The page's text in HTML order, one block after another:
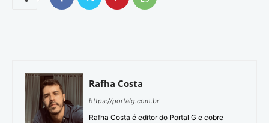
Rafha Costa
https://portalg.com.br
Rafha Costa é editor do Portal G e cobre